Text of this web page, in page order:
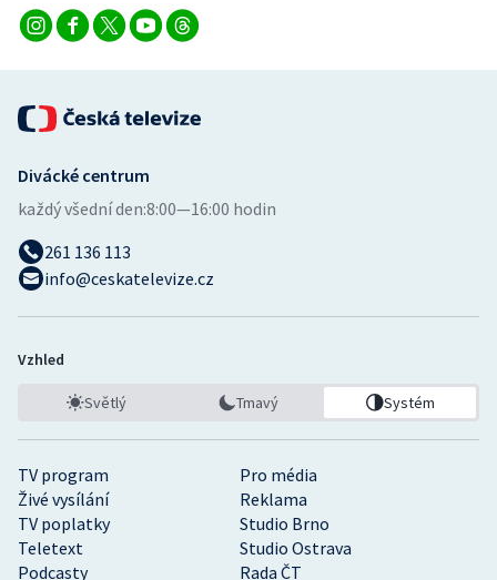
TV program
Pro média
Živé vysílání
Reklama
TV poplatky
Studio Brno
Teletext
Studio Ostrava
Podcasty
Rada ČT
Divácké centrum
každý všední den:8:00—16:00 hodin
261 136 113
info@ceskatelevize.cz
Vzhled
Světlý Tmavý Systém